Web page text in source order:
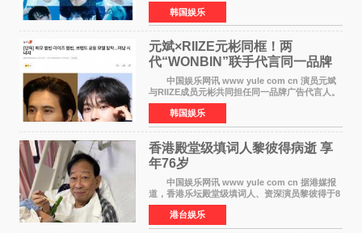
签约。目前正在新生厂牌下进行活动准备。尚未
离开THE BOYZ原所
韩国娱乐
元斌×RIIZE元彬同框！两
代“WONBIN”联手代言同一品牌
颜值天花板合体
中国娱乐网讯 www yule com cn 演员元斌
与RIIZE成员元彬共同担任同一品牌广告代言人。
6日据独家报道，继演员元斌之后，RIIZE元彬最
近也被选为某在线中介平台A公司的共同广告代言
人，两人将作
韩国娱乐
香港殿堂级填词人黎彼得病逝 享
年76岁​
中国娱乐网讯 www yule com cn 据港媒报
道，香港乐坛殿堂级填词人、资深演员黎彼得于8
月5日上午因病离世，终年76岁。好友钟志光透
露，黎彼得今年3月中风后便卧床休养，身体机能
持续衰退，最
港台娱乐